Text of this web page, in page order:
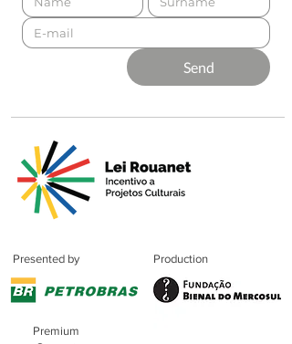
Send
Presented by Production
Premium